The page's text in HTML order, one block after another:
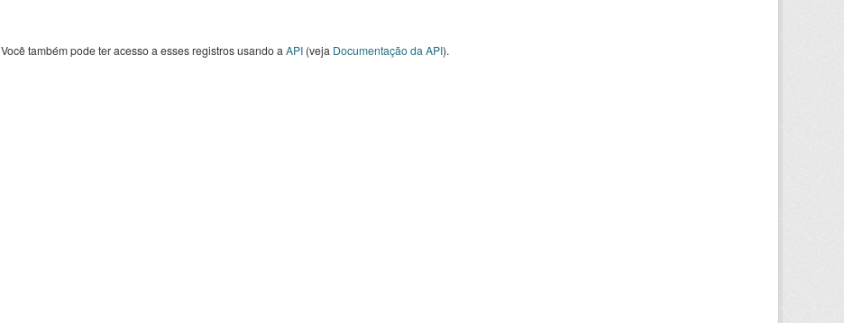
Você também pode ter acesso a esses registros usando a API(veja Documentação da API).